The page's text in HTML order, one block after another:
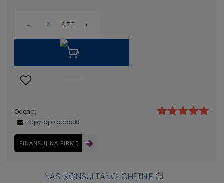
SZT.
Ocena:
zapytaj o produkt
FINANSUJ NA FIRMĘ
NASI KONSULTANCI CHĘTNIE CI